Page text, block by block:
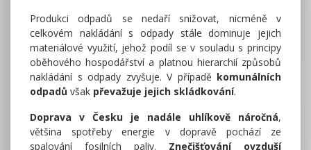
Produkci odpadů se nedaří snižovat, nicméně v
celkovém nakládání s odpady stále dominuje jejich
materiálové využití, jehož podíl se v souladu s principy
oběhového hospodářství a platnou hierarchií způsobů
nakládání s odpady zvyšuje. V případě komunálních
odpadů však převažuje jejich skládkování.
Doprava v Česku je nadále uhlíkově náročná,
většina spotřeby energie v dopravě pochází ze
spalování fosilních paliv. Znečišťování ovzduší